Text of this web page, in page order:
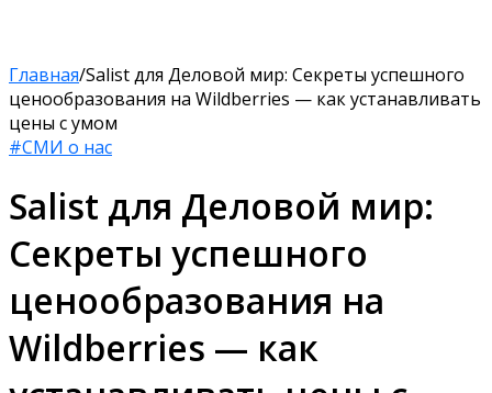
Главная/Salist для Деловой мир: Секреты успешного
ценообразования на Wildberries — как устанавливать
цены с умом
#СМИ о нас
Salist для Деловой мир:
Секреты успешного
ценообразования на
Wildberries — как